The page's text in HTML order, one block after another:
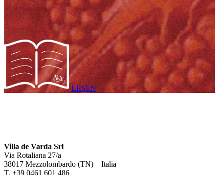
LESEN
Villa de Varda Srl
Via Rotaliana 27/a
38017 Mezzolombardo (TN) – Italia
T. +39 0461 601 486